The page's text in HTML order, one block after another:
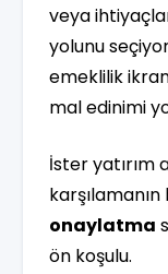
veya
yolunu
emeklilik
mal edinimi
İster yatırım
onaylatma
ön koşulu.